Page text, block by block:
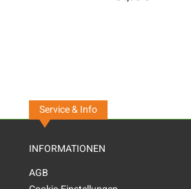
Service & Info
INFORMATIONEN
AGB